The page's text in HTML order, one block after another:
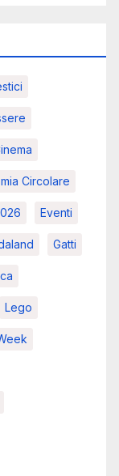
Circolare
Eventi
Gatti
Lego